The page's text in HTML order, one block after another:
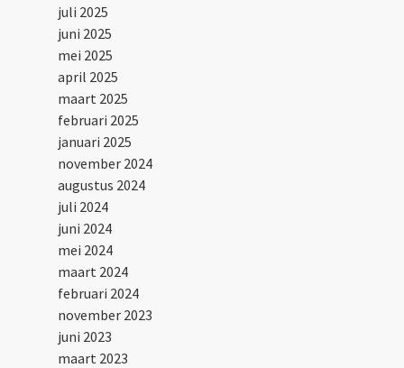
juli 2025
juni 2025
mei 2025
april 2025
maart 2025
februari 2025
januari 2025
november 2024
augustus 2024
juli 2024
juni 2024
mei 2024
maart 2024
februari 2024
november 2023
juni 2023
maart 2023